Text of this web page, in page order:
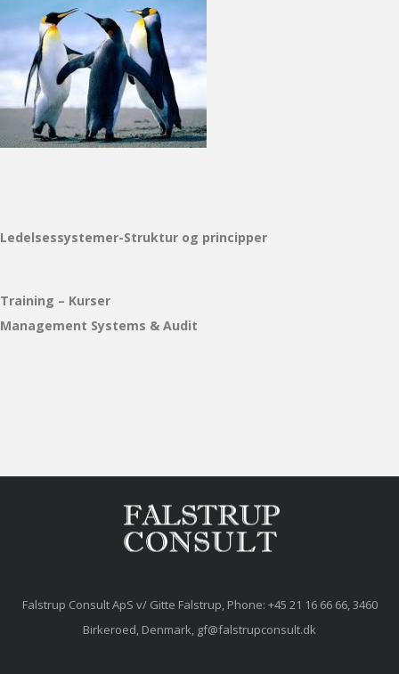
Ledelsessystemer-Struktur og principper
Training – Kurser
Management Systems & Audit
Falstrup Consult ApS v/ Gitte Falstrup, Phone: +45 21 16 66 66, 3460
Birkeroed, Denmark, gf@falstrupconsult.dk